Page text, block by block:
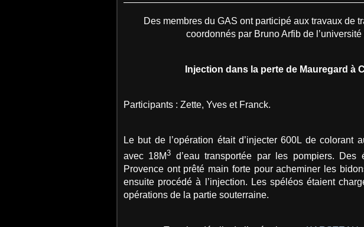
Des membres du GAS ont participé aux travaux de
coordonnés par Bruno Arfib de
Injection dans la perte de Mauregard à
Participants : Zette, Yves et Franck.
Le but de l’opération était d’injecter 600L de colorant
avec 18M3 d’eau transportée par les pompiers. Des
Provence ont prêté main forte pour acheminer les
ensuite procédé à l’injection. Les spéléos étaient
opérations de la partie souterraine.